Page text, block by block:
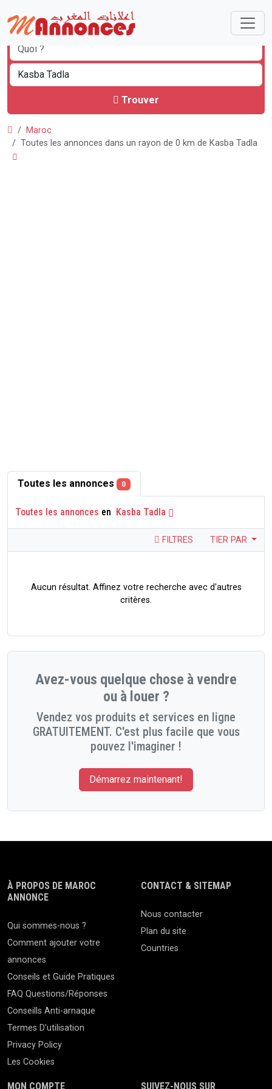
Trouver
Maroc
Toutes les annonces dans un rayon de 0 km de Kasba Tadla
Toutes les annonces 0
Toutes les annonces en Kasba Tadla
FILTRES TIER PAR
Aucun résultat. Affinez votre recherche avec d'autres
critères.
Avez-vous quelque chose à vendre
ou à louer ?
Vendez vos produits et services en ligne
GRATUITEMENT. C'est plus facile que vous
pouvez l'imaginer !
Démarrez maintenant!
À PROPOS DE MAROC
ANNONCE
Qui sommes-nous ?
Comment ajouter votre
annonces
Conseils et Guide Pratiques
FAQ Questions/Réponses
Conseills Anti-arnaque
Termes D'utilisation
Privacy Policy
Les Cookies
CONTACT & SITEMAP
Nous contacter
Plan du site
Countries
MON COMPTE SUIVEZ-NOUS SUR